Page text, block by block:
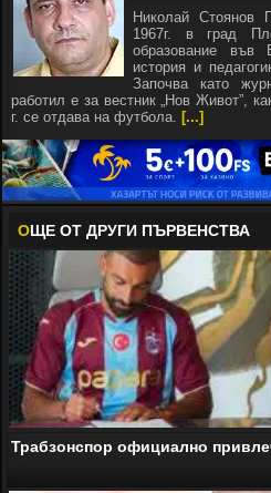
Николай Стоянов
1967г. в град
образование във
история и
Започва като
работил е за вестник „Нов Живот”,
г. се отдава на футбола. [...]
ОЩЕ ОТ ДРУГИ ПЪРВЕНСТВА
Трабзонспор официално